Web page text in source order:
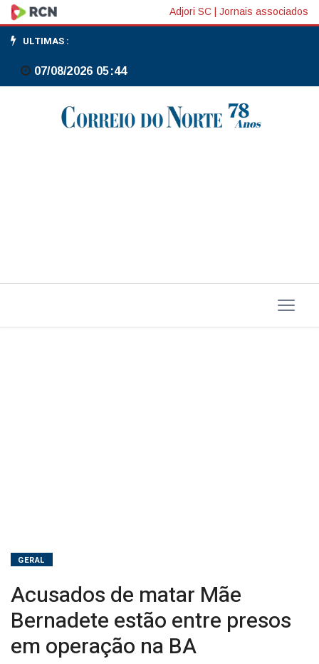
Acusados
de
matar
Bernadete
operação
Adjori SC Jornais associados
ULTIMAS :
07/08/2026 05:44
GERAL
Acusados de matar Mãe
Bernadete estão entre presos
em operação na BA